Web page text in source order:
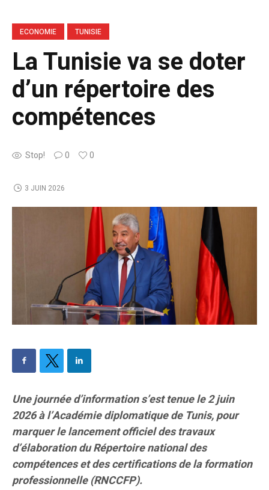
ECONOMIE TUNISIE
La Tunisie va se doter
d’un répertoire des
compétences
Stop! 0 0
3 JUIN 2026
Une journée d’information s’est tenue le 2 juin
2026 à l’Académie diplomatique de Tunis, pour
marquer le lancement officiel des travaux
d’élaboration du Répertoire national des
compétences et des certifications de la formation
professionnelle (RNCCFP).